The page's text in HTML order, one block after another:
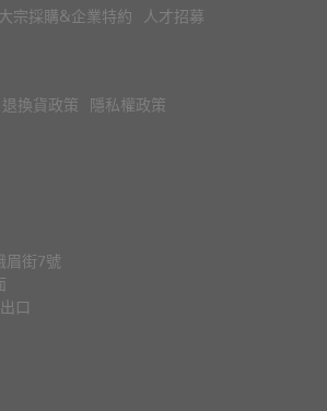
大宗採購&企業特約 人才招募
退換貨政策 隱私權政策
眉街7號
口